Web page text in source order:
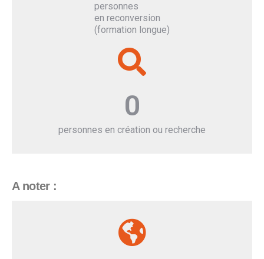
personnes
en reconversion
(formation longue)
personnes en création ou recherche
0
A noter :